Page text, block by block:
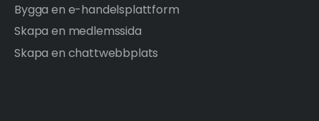
Bygga en e-handelsplattform
Skapa en medlemssida
Skapa en chattwebbplats